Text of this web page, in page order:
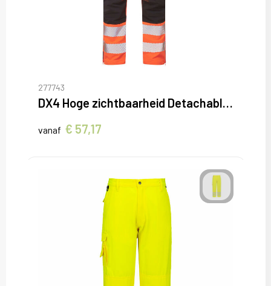
277743
DX4 Hoge zichtbaarheid Detachable Holster Zak Craft Broek
vanaf € 57,17